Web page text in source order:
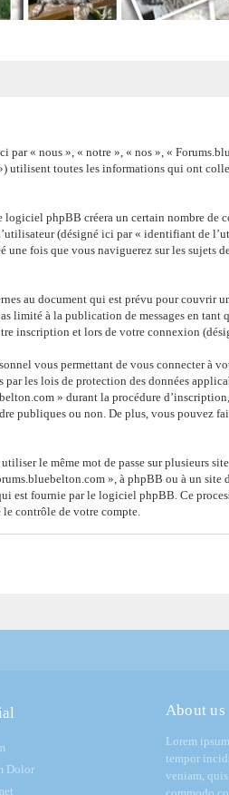
« nous », « notre », « nos », «
toutes les informations qui ont
phpBB créera un certain nombre de
(désigné ici par « identifiant de
fois que vous naviguerez sur les sujets
au document qui est prévu pour couvrir
limité à la publication de messages en tant
inscription et lors de votre connexion
vous permettant de vous connecter à
les lois de protection des données
» durant la procédure
publiques ou non. De plus, vous pouvez
le même mot de passe sur plusieurs
», à phpBB ou à un
est fournie par le logiciel phpBB. Ce
le contrôle de votre compte.
Dolor
About us
Lorem
tempor
veniam,